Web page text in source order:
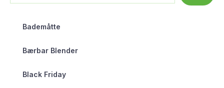
Bademåtte
Bærbar Blender
Black Friday